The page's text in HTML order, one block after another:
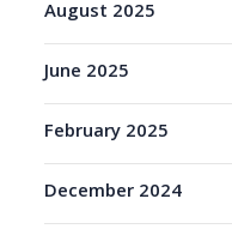
August 2025
June 2025
February 2025
December 2024